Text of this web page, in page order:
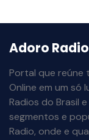
Adoro Radio
Portal que reúne
Online em um só
Radios do Brasil
segmentos e
Radio, onde e